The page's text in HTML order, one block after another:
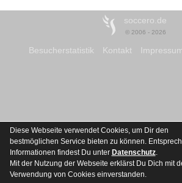
soccero.de
© 2006 - 2026
Besucherstatistik Kontakt
Diese Webseite verwendet Cookies, um Dir den
bestmöglichen Service bieten zu können.
Informationen findest Du unter Datenschutz.
Mit der Nutzung der Webseite erklärst Du Dich mit
Verwendung von Cookies einverstanden.